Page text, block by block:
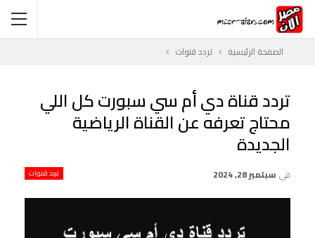
الصفحة الرئيسية تردد قنوات
تردد قناة دي أم سي سبورت كل اللي
محتاج تعرفه عن القناة الرياضية
الجديدة
تردد قنوات في سبتمبر 28, 2024